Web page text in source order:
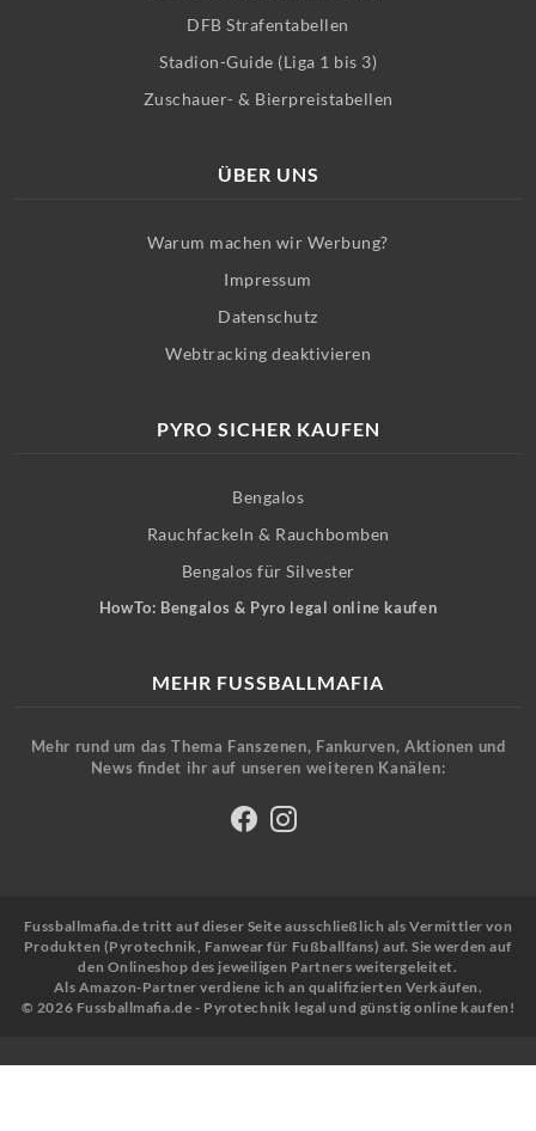
DFB Strafentabellen
Stadion-Guide (Liga 1 bis 3)
Zuschauer- & Bierpreistabellen
ÜBER UNS
Warum machen wir Werbung?
Impressum
Datenschutz
Webtracking deaktivieren
PYRO SICHER KAUFEN
Bengalos
Rauchfackeln & Rauchbomben
Bengalos für Silvester
HowTo: Bengalos & Pyro legal online kaufen
MEHR FUSSBALLMAFIA
Mehr rund um das Thema Fanszenen, Fankurven, Aktionen und
News findet ihr auf unseren weiteren Kanälen:
Fussballmafia.de tritt auf dieser Seite ausschließlich als Vermittler von
Produkten (Pyrotechnik, Fanwear für Fußballfans) auf. Sie werden auf
den Onlineshop des jeweiligen Partners weitergeleitet.
Als Amazon-Partner verdiene ich an qualifizierten Verkäufen.
© 2026 Fussballmafia.de - Pyrotechnik legal und günstig online kaufen!